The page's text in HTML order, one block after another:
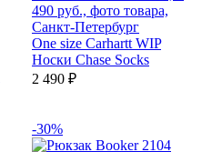
One size Carhartt WIP
Носки Chase Socks
2 490 ₽
-30%